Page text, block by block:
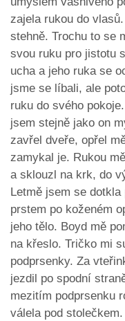
zajela rukou do
stehně. Trochu to se
svou ruku pro jistotu
ucha a jeho ruka se
jsme se líbali, ale
ruku do svého
jsem stejně jako on
zavřel dveře, opřel
zamykal je. Rukou
a sklouzl na krk, do
Letmě jsem se
prstem po koženém
jeho tělo. Boyd mě
na křeslo. Tričko mi
podprsenky. Za
jezdil po spodní
mezitím podprsenku
válela pod